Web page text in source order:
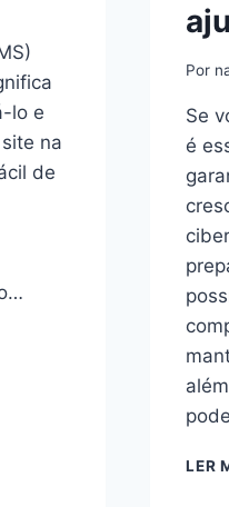
lo e
na
de
Por
Se
é
LER